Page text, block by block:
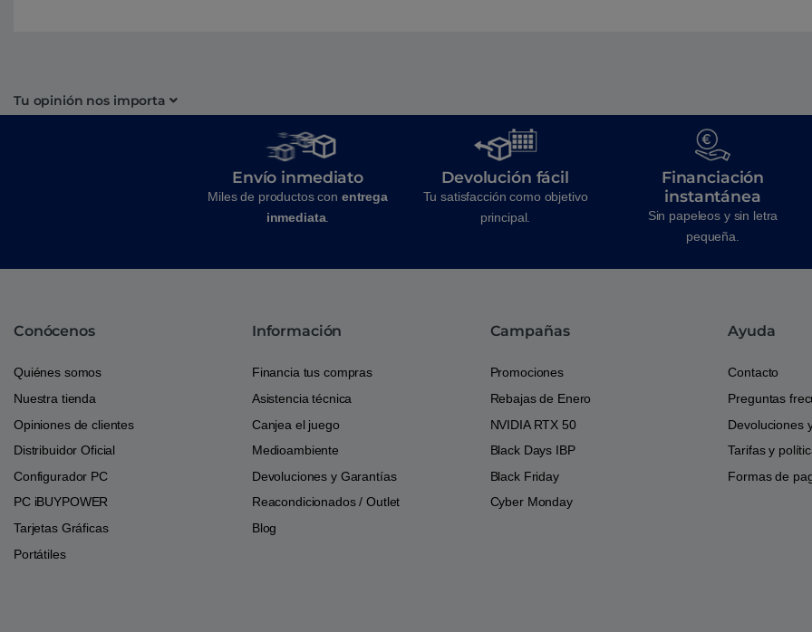
Tu opinión nos importa
Envío inmediato
Miles de productos con entrega
inmediata.
Devolución fácil
Tu satisfacción como objetivo
principal.
Financiación
instantánea
Sin papeleos y sin letra
pequeña.
Conócenos
Quiénes somos
Nuestra tienda
Opiniones de clientes
Distribuidor Oficial
Configurador PC
PC iBUYPOWER
Tarjetas Gráficas
Portátiles
Información
Financia tus compras
Asistencia técnica
Canjea el juego
Medioambiente
Devoluciones y Garantías
Reacondicionados / Outlet
Blog
Campañas
Promociones
Rebajas de Enero
NVIDIA RTX 50
Black Days IBP
Black Friday
Cyber Monday
Ayuda
Contacto
Preguntas
Devoluciones
Tarifas y
Formas de